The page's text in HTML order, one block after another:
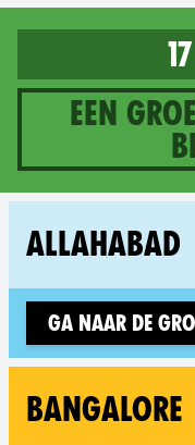
Een
17 groups
ALLAHABAD
Ga naar de
BANGALORE